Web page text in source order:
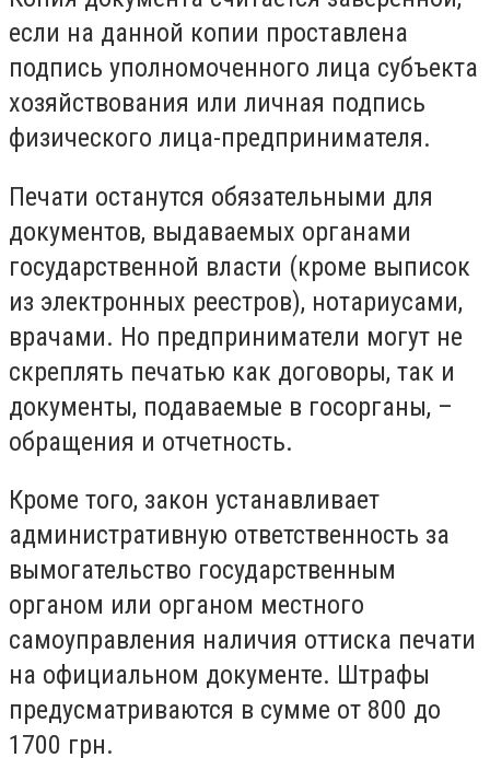
если на данной копии проставлена
подпись уполномоченного лица субъекта
хозяйствования или личная подпись
физического лица-предпринимателя.
Печати останутся обязательными для
документов, выдаваемых органами
государственной власти (кроме выписок
из электронных реестров), нотариусами,
врачами. Но предприниматели могут не
скреплять печатью как договоры, так и
документы, подаваемые в госорганы, –
обращения и отчетность.
Кроме того, закон устанавливает
административную ответственность за
вымогательство государственным
органом или органом местного
самоуправления наличия оттиска печати
на официальном документе. Штрафы
предусматриваются в сумме от 800 до
1700 грн.